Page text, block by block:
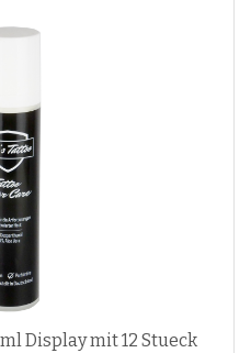
Display mit 12 Stueck